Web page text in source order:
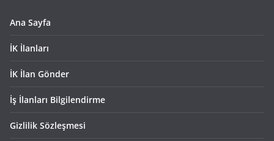
Ana Sayfa
İK İlanları
İK İlan Gönder
İş İlanları Bilgilendirme
Gizlilik Sözleşmesi